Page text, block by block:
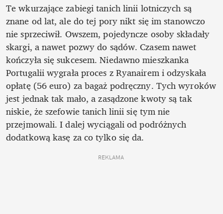
Te wkurzające zabiegi tanich linii lotniczych są
znane od lat, ale do tej pory nikt się im stanowczo
nie sprzeciwił. Owszem, pojedyncze osoby składały
skargi, a nawet pozwy do sądów. Czasem nawet
kończyła się sukcesem. Niedawno mieszkanka
Portugalii wygrała proces z Ryanairem i odzyskała
opłatę (56 euro) za bagaż podręczny. Tych wyroków
jest jednak tak mało, a zasądzone kwoty są tak
niskie, że szefowie tanich linii się tym nie
przejmowali. I dalej wyciągali od podróżnych
dodatkową kasę za co tylko się da.
REKLAMA